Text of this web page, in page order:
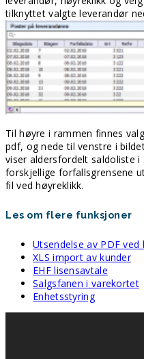
tilknyttet valgte leverandør
Til høyre i rammen finnes
pdf, og nede til venstre i
viser aldersfordelt saldoliste i
forskjellige forfallsgrensene
fil ved høyreklikk.
Les om flere funksjoner
Utsendelse av PDF ved
XLS import av kunder
EHF lisensavtale
Salgsfanen i varekortet
Enhetsstyring